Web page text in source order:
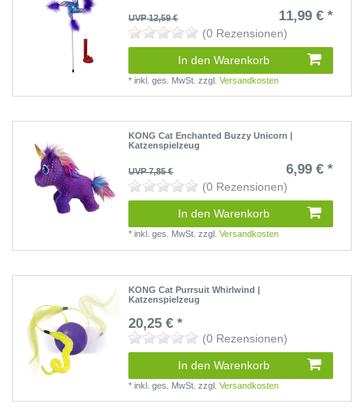
UVP 12,59 € 11,99 € *
(0 Rezensionen)
In den Warenkorb
*inkl. ges. MwSt. zzgl.Versandkosten
KONG Cat Enchanted Buzzy Unicorn |
Katzenspielzeug
UVP 7,85 € 6,99 € *
(0 Rezensionen)
In den Warenkorb
*inkl. ges. MwSt. zzgl.Versandkosten
KONG Cat Purrsuit Whirlwind |
Katzenspielzeug
20,25 € *
(0 Rezensionen)
In den Warenkorb
*inkl. ges. MwSt. zzgl.Versandkosten